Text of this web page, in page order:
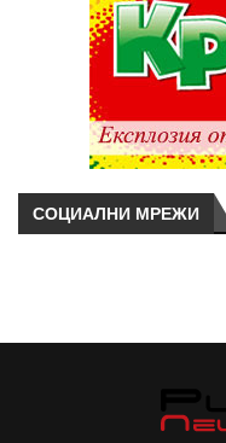
СОЦИАЛНИ МРЕЖИ